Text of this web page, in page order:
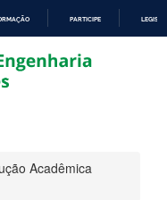
PARTICIPE
Acadêmica